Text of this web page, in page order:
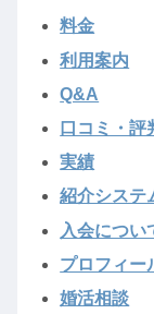
料金
利用案内
Q&A
口コミ・評
実績
紹介システ
入会につい
プロフィー
婚活相談